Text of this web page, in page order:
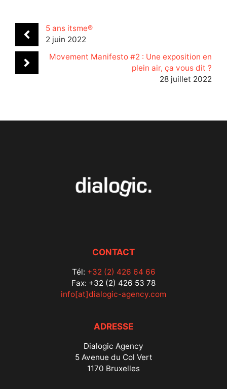
5 ans itsme®
2 juin 2022
Movement Manifesto #2 : Une exposition en
plein air, ça vous dit ?
28 juillet 2022
CONTACT
Tél: +32 (2) 426 64 66
Fax: +32 (2) 426 53 78
info[at]dialogic-agency.com
ADRESSE
Dialogic Agency
5 Avenue du Col Vert
1170 Bruxelles